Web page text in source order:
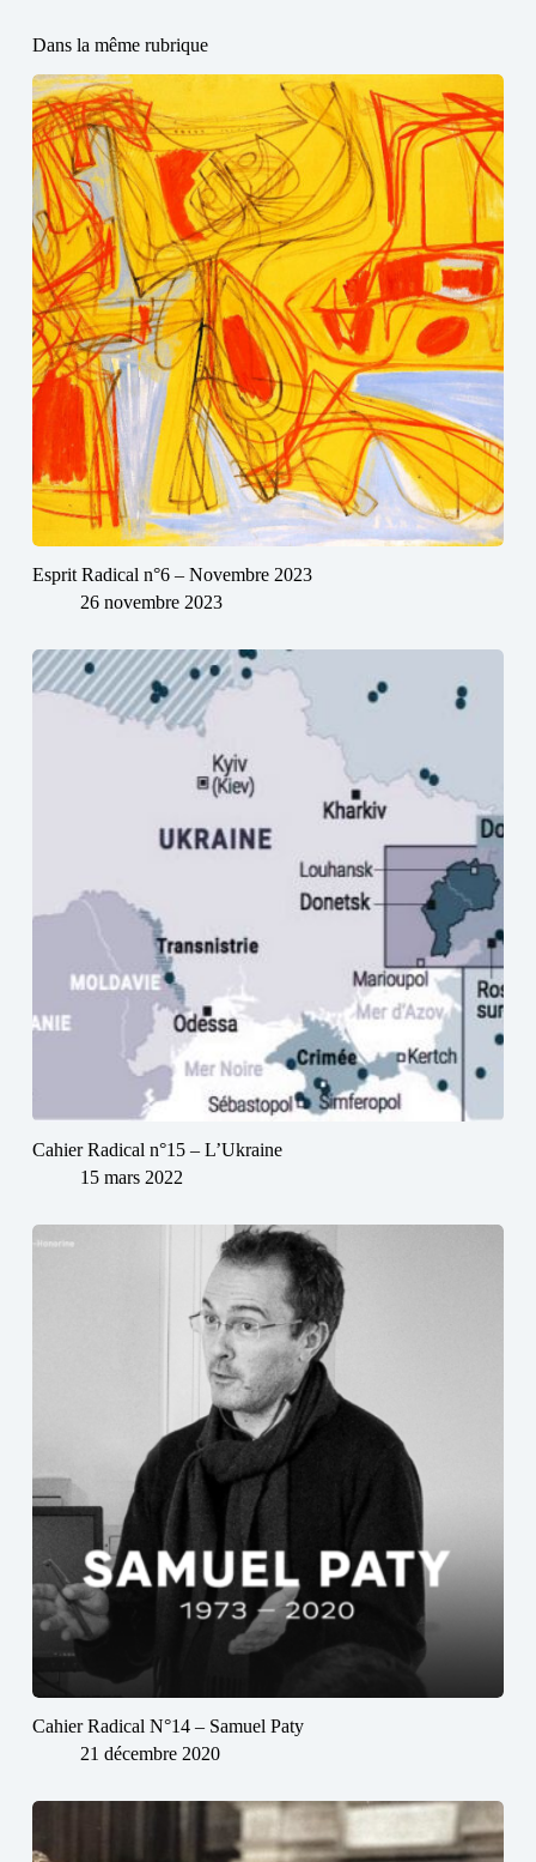
Dans la même rubrique
Esprit Radical n°6 – Novembre 2023
26 novembre 2023
Cahier Radical n°15 – L’Ukraine
15 mars 2022
Cahier Radical N°14 – Samuel Paty
21 décembre 2020